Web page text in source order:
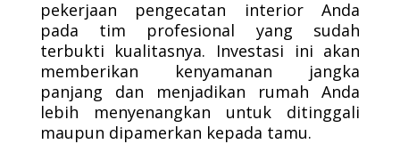
pekerjaan pengecatan interior Anda
pada tim profesional yang sudah
terbukti kualitasnya. Investasi ini akan
memberikan kenyamanan jangka
panjang dan menjadikan rumah Anda
lebih menyenangkan untuk ditinggali
maupun dipamerkan kepada tamu.